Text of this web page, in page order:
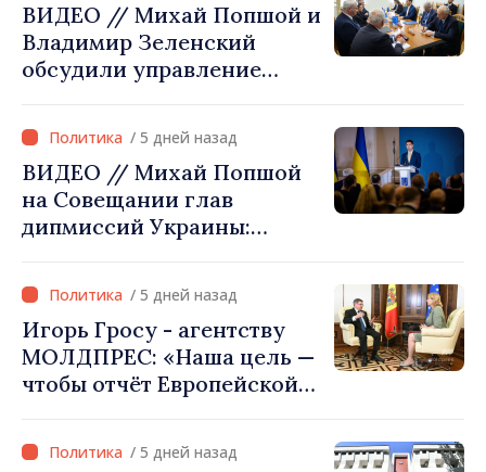
ВИДЕО // Михай Попшой и
Владимир Зеленский
обсудили управление
ситуацией в бассейне реки
Днестр и совместные
проекты в сфере
инфраструктуры и
энергетики
/ 5 дней назад
ВИДЕО // Михай Попшой
на Совещании глав
дипмиссий Украины:
сделала свой выбор. Мы
вместе с Украиной»
/ 5 дней назад
Игорь Гросу - агентству
МОЛДПРЕС: «Наша цель —
чтобы отчёт Европейской
ещё лучше»
/ 5 дней назад